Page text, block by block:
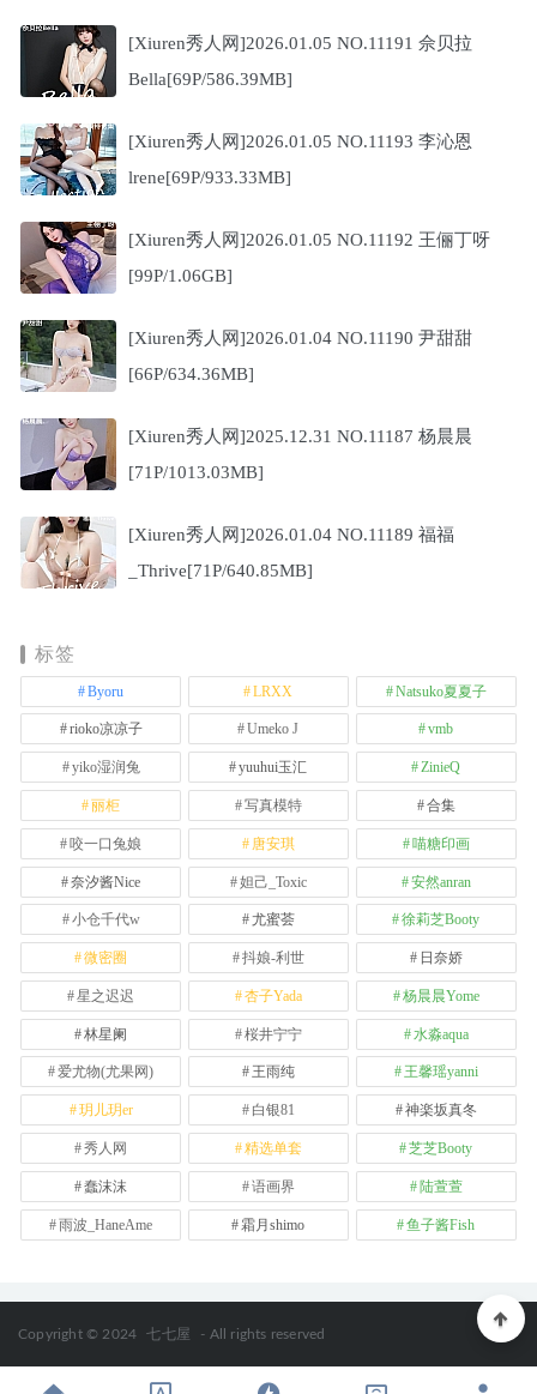
[Xiuren秀人网]2026.01.05 NO.11191 佘贝拉
Bella[69P/586.39MB]
[Xiuren秀人网]2026.01.05 NO.11193 李沁恩
lrene[69P/933.33MB]
[Xiuren秀人网]2026.01.05 NO.11192 王俪丁呀
[99P/1.06GB]
[Xiuren秀人网]2026.01.04 NO.11190 尹甜甜
[66P/634.36MB]
[Xiuren秀人网]2025.12.31 NO.11187 杨晨晨
[71P/1013.03MB]
[Xiuren秀人网]2026.01.04 NO.11189 福福
_Thrive[71P/640.85MB]
标签
Byoru LRXX Natsuko夏夏子
rioko凉凉子 Umeko J vmb
yiko湿润兔 yuuhui玉汇 ZinieQ
丽柜 写真模特 合集
咬一口兔娘 唐安琪 喵糖印画
奈汐酱Nice 妲己_Toxic 安然anran
小仓千代w 尤蜜荟 徐莉芝Booty
微密圈 抖娘-利世 日奈娇
星之迟迟 杏子Yada 杨晨晨Yome
林星阑 桜井宁宁 水淼aqua
爱尤物(尤果网) 王雨纯 王馨瑶yanni
玥儿玥er 白银81 神楽坂真冬
秀人网 精选单套 芝芝Booty
蠢沫沫 语画界 陆萱萱
雨波_HaneAme 霜月shimo 鱼子酱Fish
Copyright © 2024 七七屋 - All rights reserved